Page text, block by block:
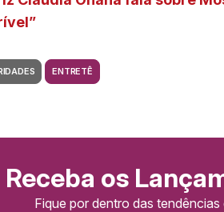
ENTRETÊ
Receba os
Fique por dentro das